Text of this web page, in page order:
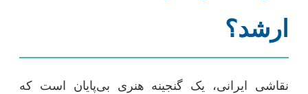
ارشد؟
نقاشی ایرانی، یک گنجینه هنری بی‌پایان است که